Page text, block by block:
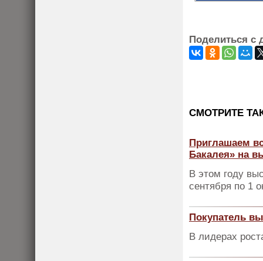
Поделиться с
CМОТРИТЕ
Приглашаем
Бакалея» на
В этом году
сентября по 1
Покупатель
В лидерах